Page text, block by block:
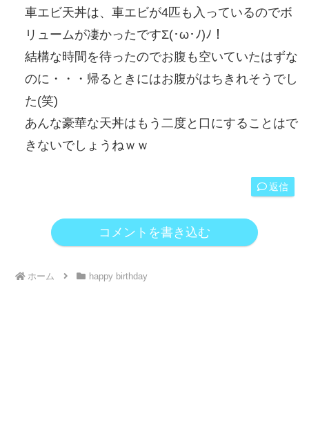
車エビ天丼は、車エビが4匹も入っているのでボ
リュームが凄かったですΣ(･ω･ﾉ)ﾉ！
結構な時間を待ったのでお腹も空いていたはずな
のに・・・帰るときにはお腹がはちきれそうでし
た(笑)
あんな豪華な天丼はもう二度と口にすることはで
きないでしょうねｗｗ
返信
コメントを書き込む
ホーム happy birthday